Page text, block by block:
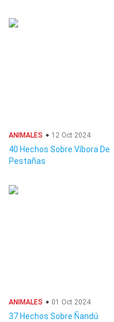
ANIMALES 12 Oct 2024
40 Hechos Sobre Víbora De
Pestañas
ANIMALES 01 Oct 2024
37 Hechos Sobre Ñandú